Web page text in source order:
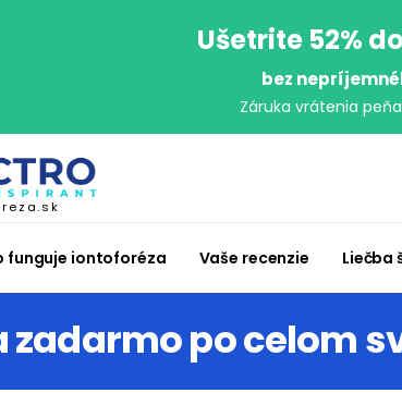
Ušetrite 52%
bez
Záruka vrátenia
funguje iontoforéza Vaše recenzie Liečba
zadarmo po celom